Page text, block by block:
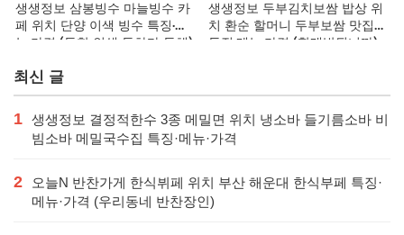
생생정보 삼봉빙수 마늘빙수 카
페 위치 단양 이색 빙수 특징·메
뉴·가격 (독한 인생 독하다 독해)
생생정보 두부김치보쌈 밥상 위
치 환순 할머니 두부보쌈 맛집
특징·메뉴·가격 (할매밥됩니까)
최신 글
1 생생정보 결정적한수 3종 메밀면 위치 냉소바 들기름소바 비
빔소바 메밀국수집 특징·메뉴·가격
2
오늘N 반찬가게 한식뷔페 위치 부산 해운대 한식부페 특징·
메뉴·가격 (우리동네 반찬장인)